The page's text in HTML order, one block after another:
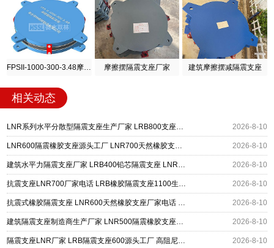
摩擦摆隔震支座厂家 建筑摩擦摆减隔震支座
相关动态
LNR系列水平分散型隔震支座生产厂家 LRB800支座源头工厂 LNR1000橡胶支座源头工厂 2026-8-10
LNR600隔震橡胶支座源头工厂 LNR700天然橡胶支座什么价格 抗震隔震支座厂家 2026-8-10
建筑水平力隔震支座厂家 LRB400铅芯隔震支座 LNR支座 2026-8-10
抗震支座LNR700厂家电话 LRB橡胶隔震支座1100生产厂家 建筑抗震支座装置厂家 2026-8-10
抗震式橡胶隔震支座 LNR600天然橡胶支座厂家电话 建筑隔震支座HDR厂家 2026-8-10
建筑隔震支座制造商生产厂家 LNR500隔震橡胶支座源头工厂 LRB900-Ⅱ型隔震支座生产厂家 2026-8-10
隔震支座LNR厂家 LRB隔震支座600源头工厂 高阻尼建筑橡胶隔震支座源头工厂 2026-8-10